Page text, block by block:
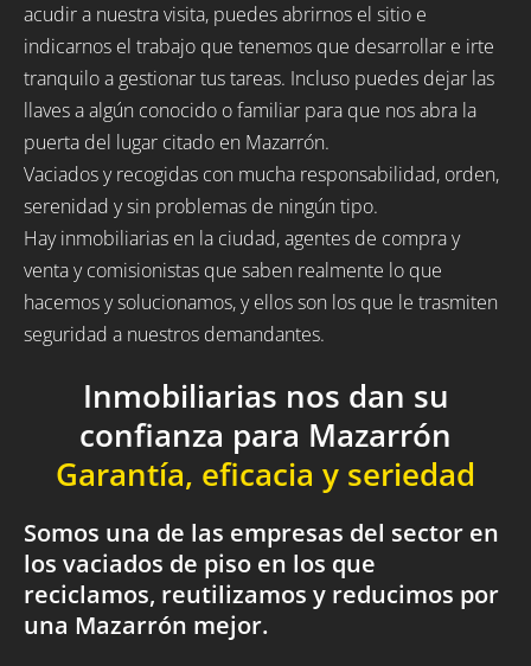
acudir a nuestra visita, puedes abrirnos el sitio e
indicarnos el trabajo que tenemos que desarrollar e irte
tranquilo a gestionar tus tareas. Incluso puedes dejar las
llaves a algún conocido o familiar para que nos abra la
puerta del lugar citado en Mazarrón.
Vaciados y recogidas con mucha responsabilidad, orden,
serenidad y sin problemas de ningún tipo.
Hay inmobiliarias en la ciudad, agentes de compra y
venta y comisionistas que saben realmente lo que
hacemos y solucionamos, y ellos son los que le trasmiten
seguridad a nuestros demandantes.
Inmobiliarias nos dan su
confianza para Mazarrón
Garantía, eficacia y seriedad
Somos una de las empresas del sector en
los vaciados de piso en los que
reciclamos, reutilizamos y reducimos por
una Mazarrón mejor.